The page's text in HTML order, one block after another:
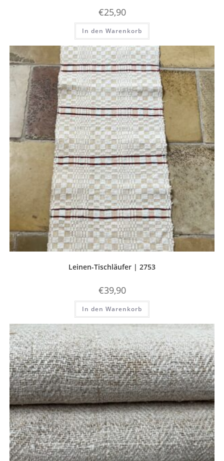
€25,90
In den Warenkorb
Leinen-Tischläufer | 2753
€39,90
In den Warenkorb